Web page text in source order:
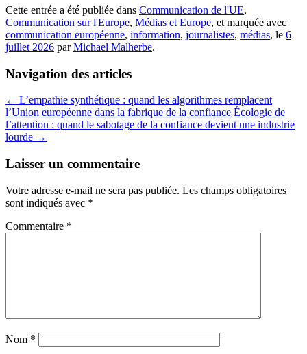
Cette entrée a été publiée dans Communication de l'UE,
Communication sur l'Europe, Médias et Europe, et marquée avec
communication européenne, information, journalistes, médias, le 6
juillet 2026 parMichael Malherbe.
Navigation des articles
← L’empathie synthétique : quand les algorithmes remplacent
l’Union européenne dans la fabrique de la confiance Écologie de
l’attention : quand le sabotage de la confiance devient une industrie
lourde →
Laisser un commentaire
Votre adresse e-mail ne sera pas publiée. Les champs obligatoires
sont indiqués avec *
Commentaire *
Nom *